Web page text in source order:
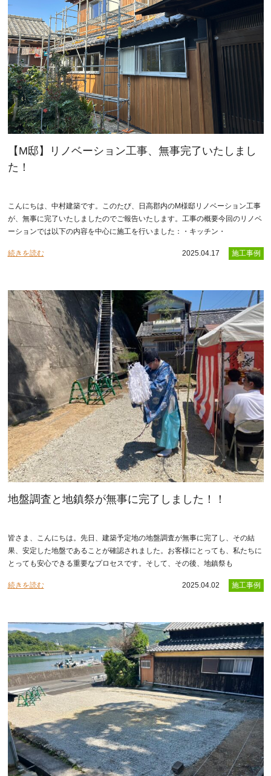
【M邸】リノベーション工事、無事完了いたしまし
た！
こんにちは、中村建築です。このたび、日高郡内のM様邸リノベーション工事
が、無事に完了いたしましたのでご報告いたします。工事の概要今回のリノベ
ーションでは以下の内容を中心に施工を行いました：・キッチン・
続きを読む 2025.04.17 施工事例
地盤調査と地鎮祭が無事に完了しました！！
皆さま、こんにちは。先日、建築予定地の地盤調査が無事に完了し、その結
果、安定した地盤であることが確認されました。お客様にとっても、私たちに
とっても安心できる重要なプロセスです。そして、その後、地鎮祭も
続きを読む 2025.04.02 施工事例